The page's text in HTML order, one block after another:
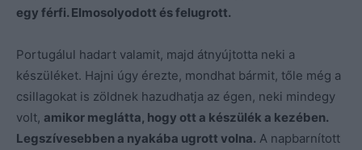
egy férfi. Elmosolyodott és felugrott.
Portugálul hadart valamit, majd átnyújtotta neki a
készüléket. Hajni úgy érezte, mondhat bármit, tőle még a
csillagokat is zöldnek hazudhatja az égen, neki mindegy
volt, amikor meglátta, hogy ott a készülék a kezében.
Legszívesebben a nyakába ugrott volna. A napbarnított